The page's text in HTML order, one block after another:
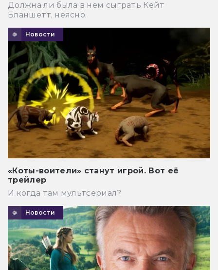
Должна ли была в нем сыграть Кейт
Бланшетт, неясно.
Новости
«Коты-воители» станут игрой. Вот её
трейлер
И когда там мультсериал?
Новости